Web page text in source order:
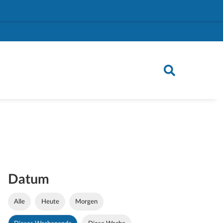
Datum
Alle Heute Morgen